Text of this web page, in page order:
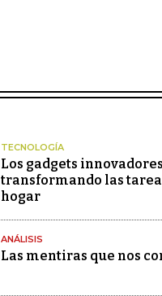
TECNOLOGÍA
Los gadgets
transformando las
hogar
ANÁLISIS
Las mentiras que nos